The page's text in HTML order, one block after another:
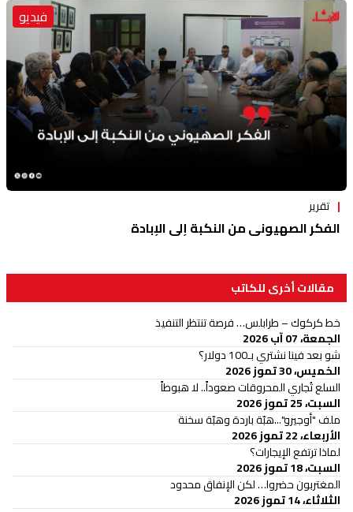
فيديو
تقرير
الفكر الصهيوني من النكبة إلى الإبادة
مقالات أخرى للكاتب
خط كركوك – طرابلس… فرصة تنتظر التنفيذ
الجمعة، 07 آب 2026
شو بعد فينا نشتري بـ100 دولار؟
الخميس، 30 تموز 2026
السلع تُجاري المحروقات صعوداً.. لا هبوطاً
السبت، 25 تموز 2026
ملف "أوجيرو"...هبّة باردة وهبّة سخنة
الأربعاء، 22 تموز 2026
لماذا ترتفع الإيجارات؟
السبت، 18 تموز 2026
المغتربون حضروا… لكن الإنفاق محدود
الثلاثاء، 14 تموز 2026